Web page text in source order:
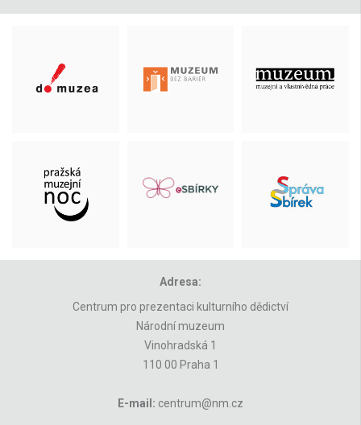
Adresa:
Centrum pro prezentaci kulturního dědictví
Národní muzeum
Vinohradská 1
110 00 Praha 1
E-mail: centrum@nm.cz